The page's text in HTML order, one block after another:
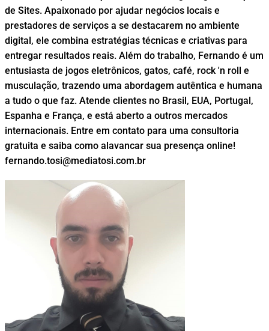
de Sites. Apaixonado por ajudar negócios locais e
prestadores de serviços a se destacarem no ambiente
digital, ele combina estratégias técnicas e criativas para
entregar resultados reais. Além do trabalho, Fernando é um
entusiasta de jogos eletrônicos, gatos, café, rock 'n roll e
musculação, trazendo uma abordagem autêntica e humana
a tudo o que faz. Atende clientes no Brasil, EUA, Portugal,
Espanha e França, e está aberto a outros mercados
internacionais. Entre em contato para uma consultoria
gratuita e saiba como alavancar sua presença online!
fernando.tosi@mediatosi.com.br